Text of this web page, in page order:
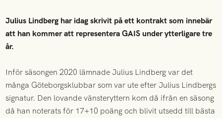
Julius Lindberg har idag skrivit på ett kontrakt som innebär
att han kommer att representera GAIS under ytterligare tre
år.
Inför säsongen 2020 lämnade Julius Lindberg var det
många Göteborgsklubbar som var ute efter Julius Lindbergs
signatur. Den lovande vänsteryttern kom då ifrån en säsong
då han noterats för 17+10 poäng och blivit utsedd till bästa